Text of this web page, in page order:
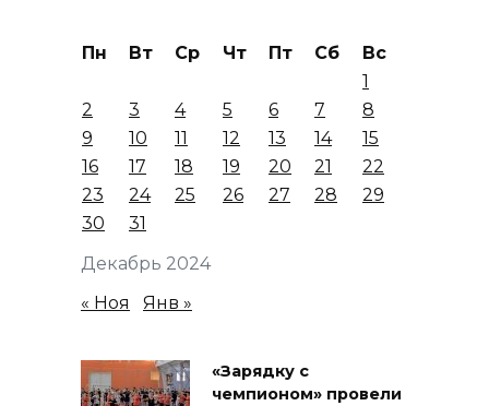
Декабрь 2024
Пн Вт Ср Чт Пт Сб
Вс
1
2
3 4 5 6 7
8
9
10 11 12 13 14
15
16
17 18 19 20 21
22
23
24 25 26 27 28
29
30
31
« Ноя Янв »
«Зарядку с
чемпионом» провели